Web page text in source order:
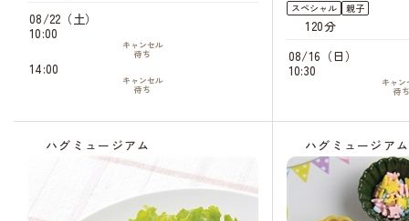
08/22（土）
10:00
キャンセル
待ち
14:00
キャンセル
待ち
スペシャル 親子
120分
08/16（日）
10:30
キャン
待
ハグミュージアム ハグミュージアム